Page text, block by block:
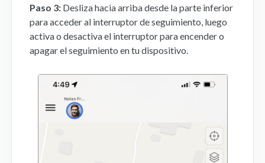
FAQs
Contacto
Paso 3: Desliza hacia arriba desde la parte inferior
para acceder al interruptor de seguimiento, luego
activa o desactiva el interruptor para encender o
apagar el seguimiento en tu dispositivo.